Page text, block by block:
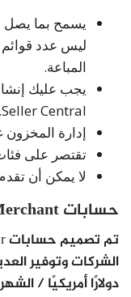
ليس عدد قوائم
المباعة.
Seller Central. التحميلات المجمعة غير متاحة
إدارة المخزون
تقتصر على
لا يمكن أن
حسابات Amazon Pro Merchant
دولارًا أمريكيًا /